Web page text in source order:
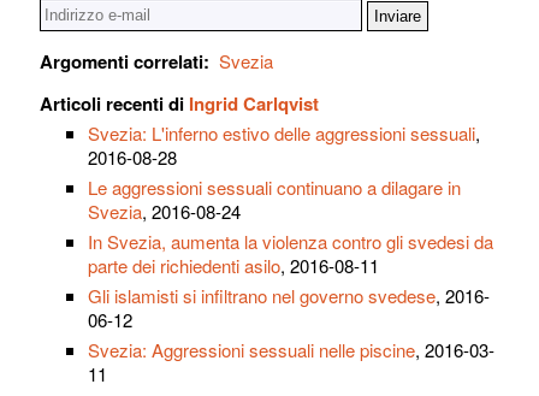
Argomenti correlati: Svezia
Articoli recenti di Ingrid Carlqvist
Svezia: L'inferno estivo delle aggressioni sessuali,
2016-08-28
Le aggressioni sessuali continuano a dilagare in
Svezia, 2016-08-24
In Svezia, aumenta la violenza contro gli svedesi da
parte dei richiedenti asilo, 2016-08-11
Gli islamisti si infiltrano nel governo svedese, 2016-
06-12
Svezia: Aggressioni sessuali nelle piscine, 2016-03-
11